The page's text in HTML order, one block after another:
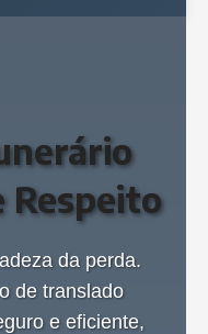
Respeito
da perda.
de translado
e eficiente,